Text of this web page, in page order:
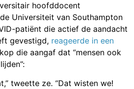
hoofddocent
Universiteit van Southampton
patiënt die actief de aandacht
gevestigd, reageerde in een
die aangaf dat “mensen ook
tweette ze. “Dat wisten we!